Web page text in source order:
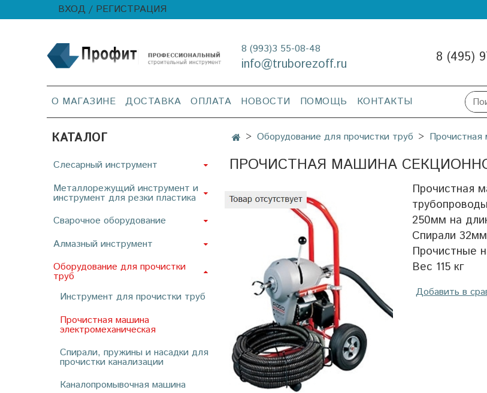
ВХОД / РЕГИСТРАЦИЯ
8 (993)3 55-08-48
info@truborezoff.ru 8 (495)
О МАГАЗИНЕ ДОСТАВКА ОПЛАТА НОВОСТИ ПОМОЩЬ КОНТАКТЫ
Оборудование для прочистки труб Прочистная
ПРОЧИСТНАЯ МАШИНА
Прочистная
250мм на
Спирали
Прочистные
Вес 115 кг
Добавить в
КАТАЛОГ
Слесарный инструмент
Металлорежущий инструмент и
инструмент для резки пластика
Сварочное оборудование
Алмазный инструмент
Оборудование для прочистки
труб
Инструмент для прочистки труб
Прочистная машина
электромеханическая
Спирали, пружины и насадки для
прочистки канализации
Каналопромывочная машина